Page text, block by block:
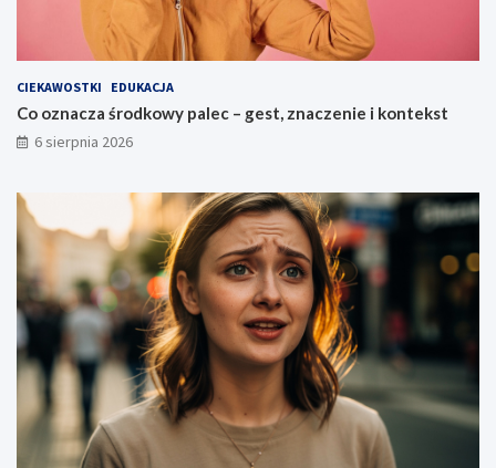
CIEKAWOSTKI EDUKACJA
Co oznacza środkowy palec – gest, znaczenie i kontekst
6 sierpnia 2026